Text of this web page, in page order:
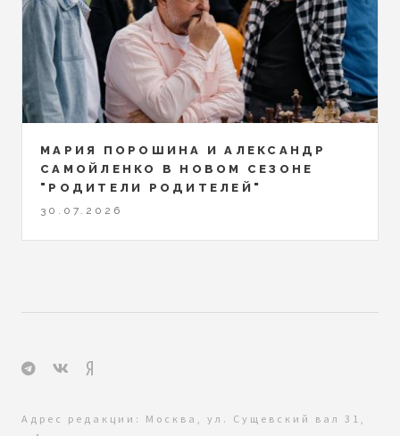
МАРИЯ ПОРОШИНА И АЛЕКСАНДР
САМОЙЛЕНКО В НОВОМ СЕЗОНЕ
"РОДИТЕЛИ РОДИТЕЛЕЙ"
30.07.2026
Адрес редакции: Москва, ул. Сущевский вал 31,